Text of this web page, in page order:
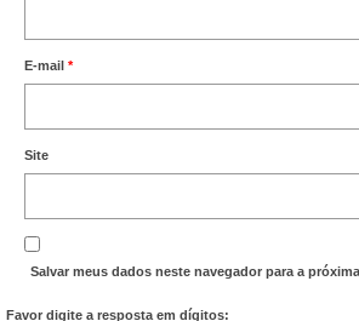
BENEFÍCIOS
Sede social
Colônia de férias
Refeitórios
Convênios
E-mail *
Site
Salvar meus dados neste navegador para a
Favor digite a resposta em dígitos: